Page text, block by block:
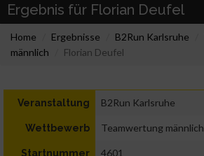
Ergebnis für Florian Deufel
Home Ergebnisse B2Run Karlsruhe
männlich
Florian Deufel
Veranstaltung B2Run Karlsruhe
Wettbewerb Teamwertung männlich
Startnummer 4601